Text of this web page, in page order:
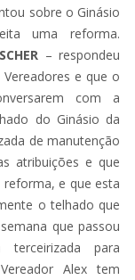
sobre o Ginásio
uma reforma.
– respondeu
e que o
com a
do Ginásio da
de manutenção
atribuições e que
e que esta
o telhado que
que passou
para
Alex tem